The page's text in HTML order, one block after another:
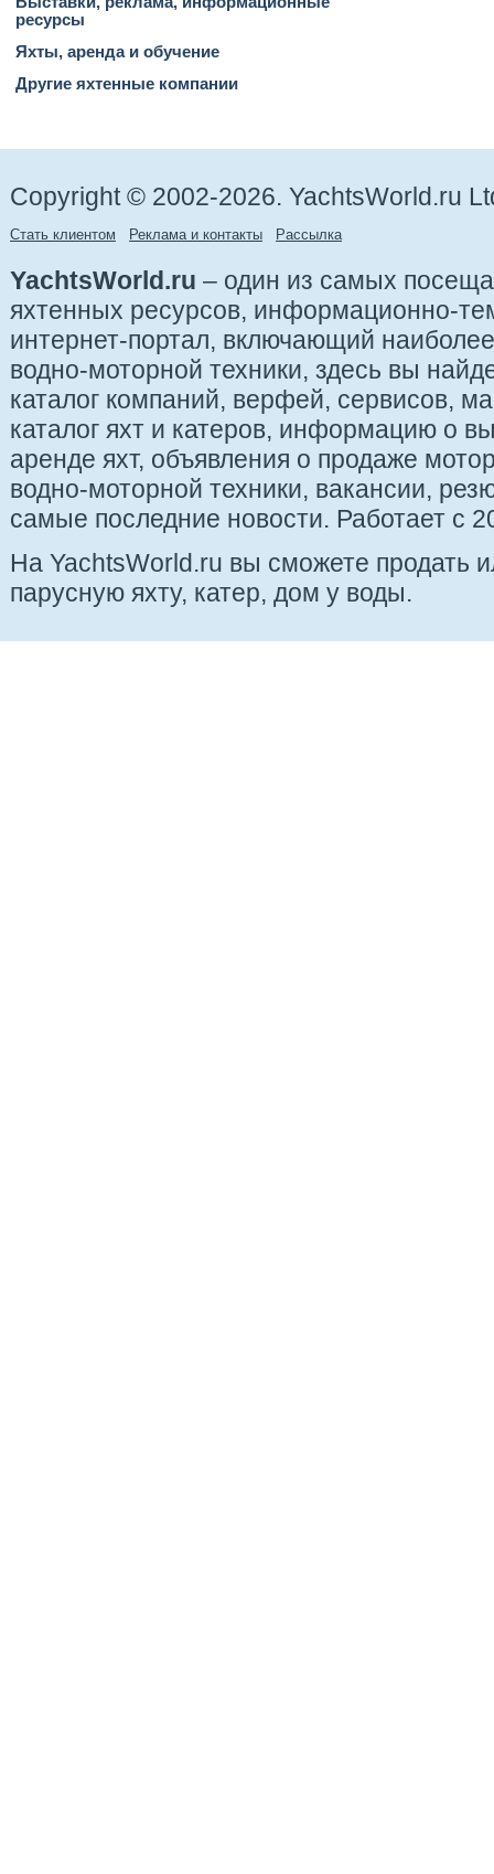
ресурсы
Яхты, аренда и обучение
Другие яхтенные компании
Copyright © 2002-2026. YachtsWorld.ru
Стать клиентом Реклама и контакты Рассылка
YachtsWorld.ru – один из самых
яхтенных ресурсов, информационно-
интернет-портал, включающий
водно-моторной техники, здесь вы
каталог компаний, верфей, сервисов,
каталог яхт и катеров, информацию о
аренде яхт, объявления о продаже
водно-моторной техники, вакансии,
самые последние новости. Работает с
На YachtsWorld.ru вы сможете продать
парусную яхту, катер, дом у воды.